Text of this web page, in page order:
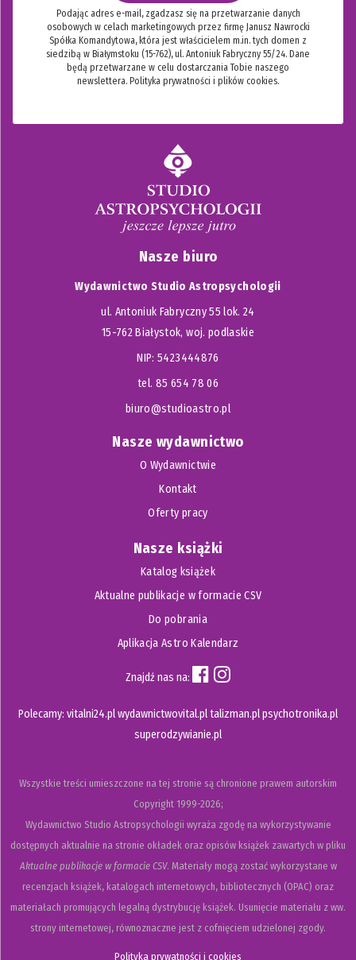
Podając adres e-mail, zgadzasz się na przetwarzanie danych
osobowych w celach marketingowych przez firmę Janusz Nawrocki
Spółka Komandytowa, która jest właścicielem m.in. tych domen z
siedzibą w Białymstoku (15-762), ul. Antoniuk Fabryczny 55/24. Dane
będą przetwarzane w celu dostarczania Tobie naszego
newslettera. Polityka prywatności i plików cookies.
Nasze biuro
Wydawnictwo Studio Astropsychologii
ul. Antoniuk Fabryczny 55 lok. 24
15-762 Białystok, woj. podlaskie
NIP: 5423444876
tel. 85 654 78 06
biuro@studioastro.pl
Nasze wydawnictwo
O Wydawnictwie
Kontakt
Oferty pracy
Nasze książki
Katalog książek
Aktualne publikacje w formacie CSV
Do pobrania
Aplikacja Astro Kalendarz
Znajdź nas na:
Polecamy: vitalni24.plwydawnictwovital.pltalizman.plpsychotronika.pl
superodzywianie.pl
Wszystkie treści umieszczone na tej stronie są chronione prawem autorskim
Copyright1999-2026;
Wydawnictwo Studio Astropsychologii wyraża zgodę na wykorzystywanie
dostępnych aktualnie na stronie okładek oraz opisów książek zawartych w pliku
Aktualne publikacje w formacie CSV. Materiały mogą zostać wykorzystane w
recenzjach książek, katalogach internetowych, bibliotecznych (OPAC) oraz
materiałach promujących legalną dystrybucję książek. Usunięcie materiału z ww.
strony internetowej, równoznaczne jest z cofnięciem udzielonej zgody.
Polityka prywatności i cookies